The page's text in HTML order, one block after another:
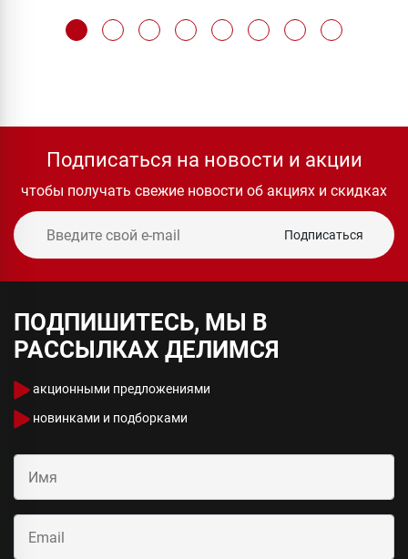
Подписаться на новости и акции
чтобы получать свежие новости об акциях и скидках
Подписаться
ПОДПИШИТЕСЬ, МЫ В
РАССЫЛКАХ ДЕЛИМСЯ
акционными предложениями
новинками и подборками